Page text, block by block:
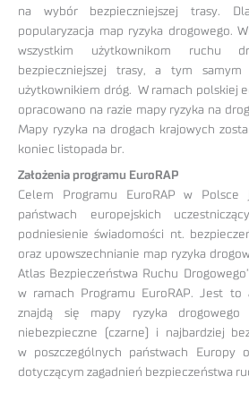
na wybór bezpieczniejszej trasy.
popularyzacja map ryzyka drogowego.
wszystkim użytkownikom ruchu
bezpieczniejszej trasy, a tym samym
użytkownikiem dróg. W ramach polskiej
opracowano na razie mapy ryzyka na
Mapy ryzyka na drogach krajowych
koniec listopada br.
Założenia programu EuroRAP
Celem Programu EuroRAP w
państwach europejskich
podniesienie świadomości nt.
oraz upowszechnianie map ryzyka
Atlas Bezpieczeństwa Ruchu
w ramach Programu EuroRAP. Jest to
znajdą się mapy ryzyka drogowego
niebezpieczne (czarne) i najbardziej
w poszczególnych państwach Europy
dotyczącym zagadnień bezpieczeństwa